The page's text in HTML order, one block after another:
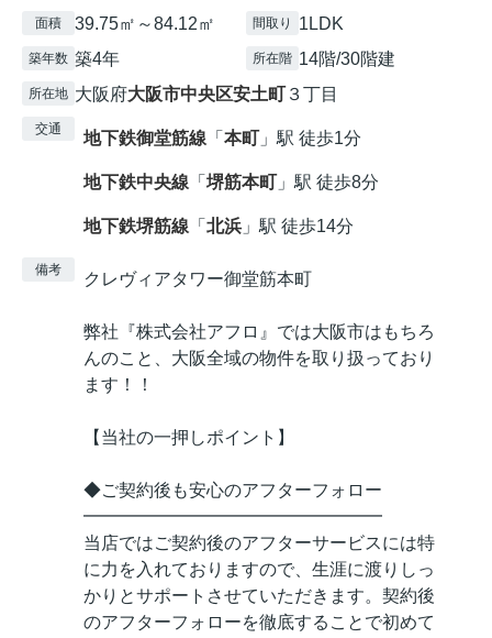
面積 39.75㎡～84.12㎡ 間取り 1LDK
築年数 築4年 所在階 14階/30階建
所在地 大阪府大阪市中央区安土町 ３丁目
交通 地下鉄御堂筋線 「 本町 」駅 徒歩1分
地下鉄中央線 「 堺筋本町 」駅 徒歩8分
地下鉄堺筋線 「 北浜 」駅 徒歩14分
備考 クレヴィアタワー御堂筋本町
弊社『株式会社アフロ』では大阪市はもちろ
んのこと、大阪全域の物件を取り扱っており
ます！！
【当社の一押しポイント】
◆ご契約後も安心のアフターフォロー
━━━━━━━━━━━━━━━━━
当店ではご契約後のアフターサービスには特
に力を入れておりますので、生涯に渡りしっ
かりとサポートさせていただきます。契約後
のアフターフォローを徹底することで初めて